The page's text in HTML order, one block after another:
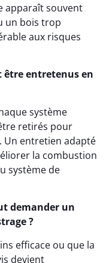
apparaît souvent
un bois trop
aux risques
être entretenus en
système
retirés pour
entretien adapté
la combustion
système de
demander un
?
efficace ou que la
devient